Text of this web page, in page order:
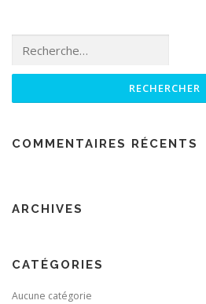
COMMENTAIRES RÉCENTS
ARCHIVES
CATÉGORIES
Aucune catégorie